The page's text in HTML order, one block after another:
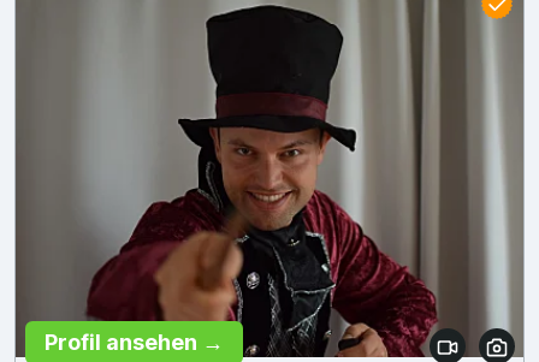
Profil ansehen →